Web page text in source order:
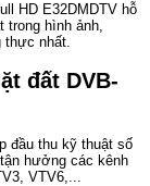
HD E32DMDTV hỗ
trong hình ảnh,
thực nhất.
đất DVB-
đầu thu kỹ thuật số
hưởng các kênh
VTV6,...